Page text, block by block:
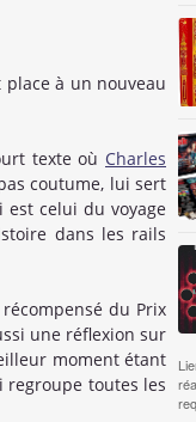
à un nouveau
texte où Charles
coutume, lui sert
est celui du voyage
dans les rails
du Prix
une réflexion sur
moment étant
toutes les